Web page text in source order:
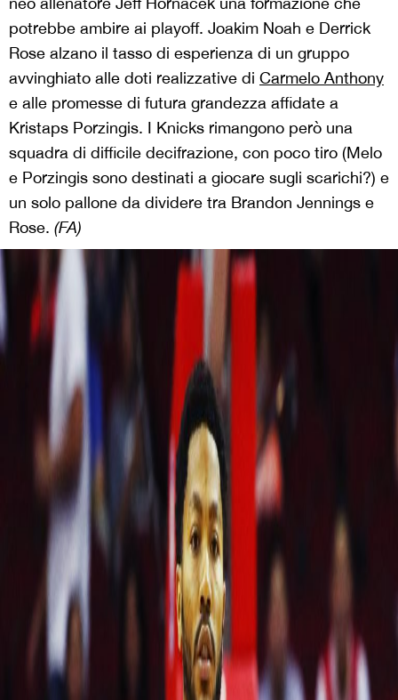
potrebbe ambire ai playoff. Joakim Noah e Derrick
Rose alzano il tasso di esperienza di un gruppo
avvinghiato alle doti realizzative di Carmelo Anthony
e alle promesse di futura grandezza affidate a
Kristaps Porzingis. I Knicks rimangono però una
squadra di difficile decifrazione, con poco tiro (Melo
e Porzingis sono destinati a giocare sugli scarichi?) e
un solo pallone da dividere tra Brandon Jennings e
Rose. (FA)